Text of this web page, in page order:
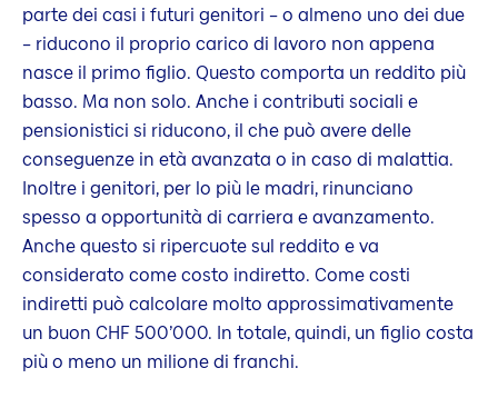
parte dei casi i futuri genitori – o almeno uno dei due
– riducono il proprio carico di lavoro non appena
nasce il primo figlio. Questo comporta un reddito più
basso. Ma non solo. Anche i contributi sociali e
pensionistici si riducono, il che può avere delle
conseguenze in età avanzata o in caso di malattia.
Inoltre i genitori, per lo più le madri, rinunciano
spesso a opportunità di carriera e avanzamento.
Anche questo si ripercuote sul reddito e va
considerato come costo indiretto. Come costi
indiretti può calcolare molto approssimativamente
un buon CHF 500’000. In totale, quindi, un figlio costa
più o meno un milione di franchi.